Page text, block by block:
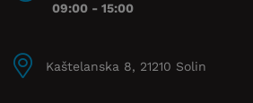
09:00 - 15:00
Kaštelanska 8, 21210 Solin